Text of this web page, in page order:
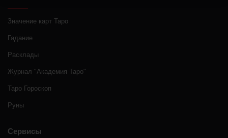
Значение карт Таро
Гадание
Расклады
Журнал "Академия Таро"
Таро Гороскоп
Руны
Сервисы